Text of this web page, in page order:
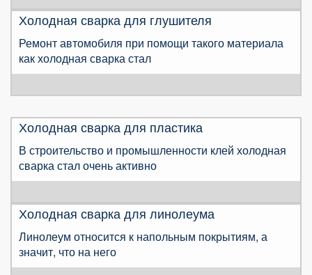
Холодная сварка для глушителя
Ремонт автомобиля при помощи такого материала
как холодная сварка стал
Холодная сварка для пластика
В строительство и промышленности клей холодная
сварка стал очень активно
Холодная сварка для линолеума
Линолеум относится к напольным покрытиям, а
значит, что на него